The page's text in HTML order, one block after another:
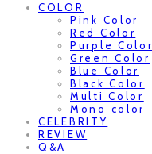
COLOR
Pink Color
Red Color
Purple Color
Green Color
Blue Color
Black Color
Multi Color
Mono color
CELEBRITY
REVIEW
Q&A